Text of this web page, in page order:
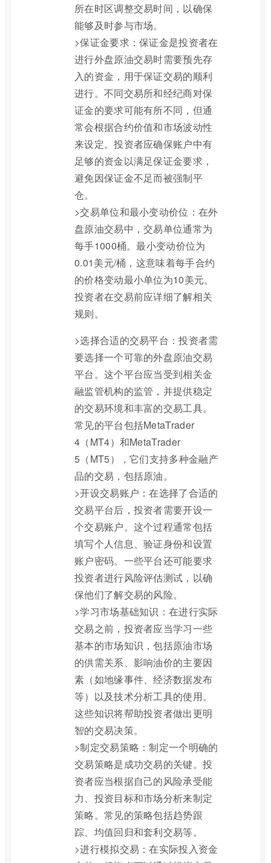
所在时区调整交易时间，以确保
能够及时参与市场。
>保证金要求：保证金是投资者在
进行外盘原油交易时需要预先存
入的资金，用于保证交易的顺利
进行。不同交易所和经纪商对保
证金的要求可能有所不同，但通
常会根据合约价值和市场波动性
来设定。投资者应确保账户中有
足够的资金以满足保证金要求，
避免因保证金不足而被强制平
仓。
>交易单位和最小变动价位：在外
盘原油交易中，交易单位通常为
每手1000桶。最小变动价位为
0.01美元/桶，这意味着每手合约
的价格变动最小单位为10美元。
投资者在交易前应详细了解相关
规则。
>选择合适的交易平台：投资者需
要选择一个可靠的外盘原油交易
平台。这个平台应当受到相关金
融监管机构的监管，并提供稳定
的交易环境和丰富的交易工具。
常见的平台包括MetaTrader
4（MT4）和MetaTrader
5（MT5），它们支持多种金融产
品的交易，包括原油。
>开设交易账户：在选择了合适的
交易平台后，投资者需要开设一
个交易账户。这个过程通常包括
填写个人信息、验证身份和设置
账户密码。一些平台还可能要求
投资者进行风险评估测试，以确
保他们了解交易的风险。
>学习市场基础知识：在进行实际
交易之前，投资者应当学习一些
基本的市场知识，包括原油市场
的供需关系、影响油价的主要因
素（如地缘事件、经济数据发布
等）以及技术分析工具的使用。
这些知识将帮助投资者做出更明
智的交易决策。
>制定交易策略：制定一个明确的
交易策略是成功交易的关键。投
资者应当根据自己的风险承受能
力、投资目标和市场分析来制定
策略。常见的策略包括趋势跟
踪、均值回归和套利交易等。
>进行模拟交易：在实际投入资金